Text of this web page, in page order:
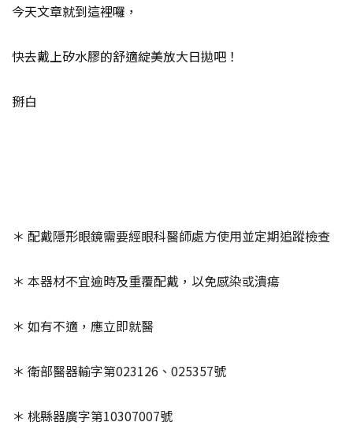
今天文章就到這裡囉，
快去戴上矽水膠的舒適綻美放大日拋吧！
掰白
＊ 配戴隱形眼鏡需要經眼科醫師處方使用並定期追蹤檢查
＊ 本器材不宜逾時及重覆配戴，以免感染或潰瘍
＊ 如有不適，應立即就醫
＊ 衛部醫器輸字第023126 、 025357號
＊ 桃縣器廣字第10307007號